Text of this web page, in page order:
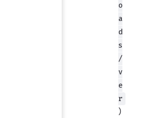
o
a
d
s
/
v
e
r
）